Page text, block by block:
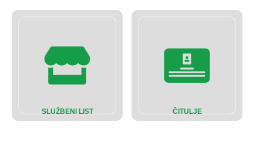
SLUŽBENI LIST ČITULJE